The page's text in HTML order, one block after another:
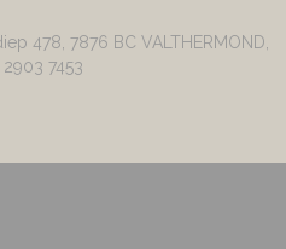
478, 7876 BC VALTHERMOND,
7453